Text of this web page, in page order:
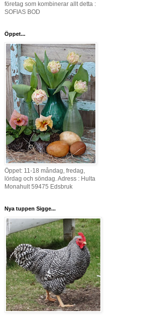
företag som kombinerar allt detta :
SOFIAS BOD
Öppet...
Öppet: 11-18 måndag, fredag,
lördag och söndag. Adress : Hulta
Monahult 59475 Edsbruk
Nya tuppen Sigge...